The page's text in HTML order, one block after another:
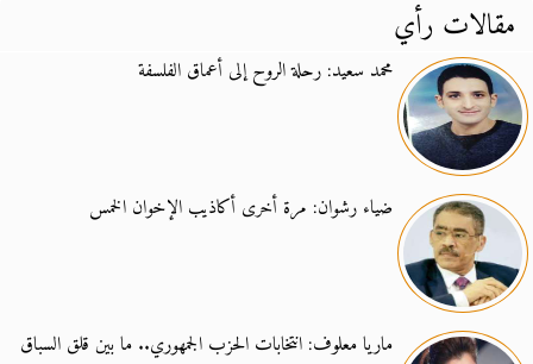
مقالات رأي
محمد سعيد: رحلة الروح إلى أعماق الفلسفة
ضياء رشوان: مرة أخرى أكاذيب الإخوان الخمس
ماريا معلوف: انتخابات الحزب الجمهوري.. ما بين قلق السباق